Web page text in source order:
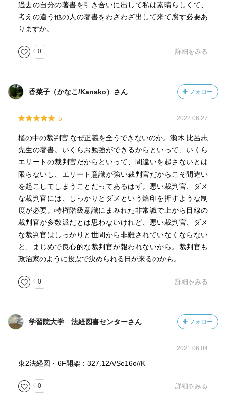
過去の自分の著書を引き合いに出して私は素晴らしくて、
考えの違う他の人の著書をわざわざ出して来て腐す必要あ
りますか。
0 詳細をみる
香菜子（かなこ/Kanako）さん フォロー
5 2022.06.27
檻の中の裁判官 なぜ正義を全うできないのか。瀬木 比呂志
先生の著書。いくらお勉強ができるからといって、いくら
エリートの裁判官だからといって、間違いを起さないとは
限らないし、エリート意識が強い裁判官だからこそ間違い
を起こしてしまうことだってあるはず。悪い裁判官、ダメ
な裁判官には、しっかりとダメという烙印を押すような制
度が必要。特権階級意識にまみれた非常識で上から目線の
裁判官が多数派だとは思わないけれど、悪い裁判官、ダメ
な裁判官はしっかりと世間から非難されていなくならない
と、まじめで良心的な裁判官が報われないから。裁判官も
政治家のように投票で決められる日が来るのかも。
0 詳細をみる
学習院大学 法経図書センターさん フォロー
2021.06.04
東2法経図・6F開架：327.12A/Se16o//K
0 詳細をみる